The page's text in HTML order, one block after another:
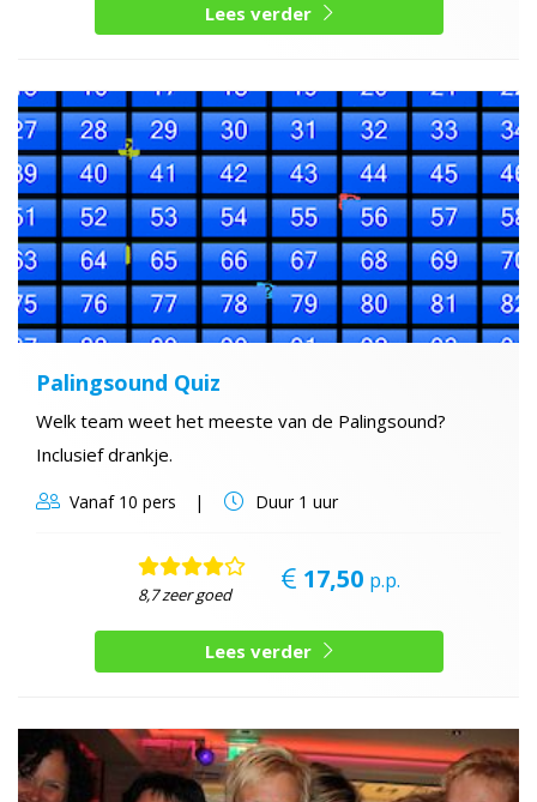
Lees verder
Palingsound Quiz
Welk team weet het meeste van de Palingsound?
Inclusief drankje.
Vanaf10 pers Duur1 uur
8,7 zeer goed 17,50 p.p.
Lees verder